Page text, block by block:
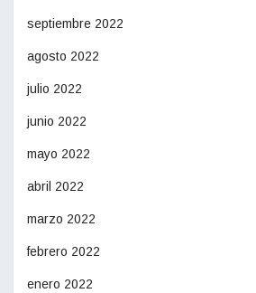
septiembre 2022
agosto 2022
julio 2022
junio 2022
mayo 2022
abril 2022
marzo 2022
febrero 2022
enero 2022